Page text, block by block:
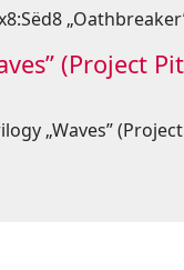
(Project